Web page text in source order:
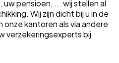
pensioen, ... wij stellen al
Wij zijn dicht bij u in de
onze kantoren als via andere
verzekeringsexperts bij